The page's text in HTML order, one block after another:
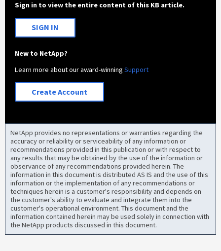
Sign in to view the entire content of this KB article.
SIGN IN
New to NetApp?
Learn more about our award-winningSupport
Create Account
NetApp provides no representations or warranties regarding the
accuracy or reliability or serviceability of any information or
recommendations provided in this publication or with respect to
any results that may be obtained by the use of the information or
observance of any recommendations provided herein. The
information in this document is distributed AS IS and the use of this
information or the implementation of any recommendations or
techniques herein is a customer's responsibility and depends on
the customer's ability to evaluate and integrate them into the
customer's operational environment. This document and the
information contained herein may be used solely in connection with
the NetApp products discussed in this document.